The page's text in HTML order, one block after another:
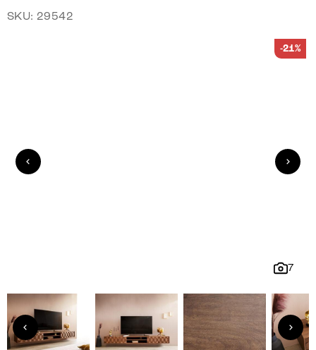
SKU: 29542
7
-21%